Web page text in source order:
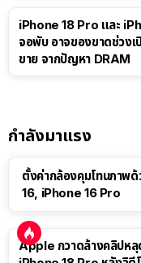
iPhone 18 Pro และ
จอพับ อาจของขาดช่วงเ
ขาย จากปัญหา DRAM
กำลังมาแรง
ตั้งค่ากล้องคุมโทนภาพ
16, iPhone 16 Pro
Apple กวาดล้างคลิปหลุ